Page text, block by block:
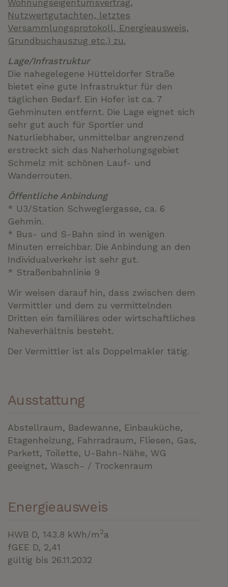
Wohnungseigentumsvertrag,
Nutzwertgutachten, letztes
Versammlungsprotokoll, Energieausweis,
Grundbuchauszug etc.) zu.
Lage/Infrastruktur
Die nahegelegene Hütteldorfer Straße
bietet eine gute Infrastruktur für den
täglichen Bedarf. Ein Hofer ist ca. 7
Gehminuten entfernt. Die Lage eignet sich
sehr gut auch für Sportler und
Naturliebhaber, unmittelbar angrenzend
erstreckt sich das Naherholungsgebiet
Schmelz mit schönen Lauf- und
Wanderrouten.
Öffentliche Anbindung
* U3/Station Schweglergasse, ca. 6
Gehmin.
* Bus- und S-Bahn sind in wenigen
Minuten erreichbar. Die Anbindung an den
Individualverkehr ist sehr gut.
* Straßenbahnlinie 9
Wir weisen darauf hin, dass zwischen dem
Vermittler und dem zu vermittelnden
Dritten ein familiäres oder wirtschaftliches
Naheverhältnis besteht.
Der Vermittler ist als Doppelmakler tätig.
Ausstattung
Abstellraum Badewanne
Einbauküche
Etagenheizung
Fahrradraum Fliesen
Gas
Parkett Toilette U-Bahn-Nähe
WG
geeignet Wasch- / Trockenraum
Energieausweis
HWB D, 143.8 kWh/m2a
fGEE D, 2,41
gültig bis 26.11.2032